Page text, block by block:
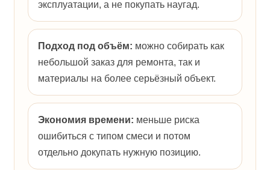
эксплуатации, а не покупать наугад.
Подход под объём: можно собирать как
небольшой заказ для ремонта, так и
материалы на более серьёзный объект.
Экономия времени: меньше риска
ошибиться с типом смеси и потом
отдельно докупать нужную позицию.